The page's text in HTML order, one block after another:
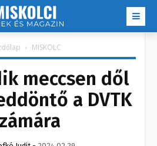
MISKOLC
meccsen dől
a DVTK